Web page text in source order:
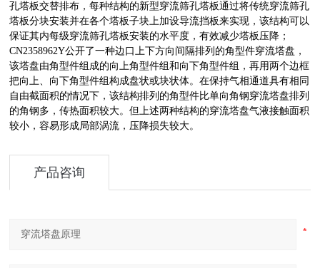
孔塔板交替排布，每种结构的新型穿流筛孔塔板通过将传统穿流筛孔
塔板分块安装并在各个塔板子块上加设导流挡板来实现，该结构可以
保证其内每级穿流筛孔塔板安装的水平度，有效减少塔板压降；
CN2358962Y公开了一种边口上下方向间隔排列的角型件穿流塔盘，
该塔盘由角型件组成的向上角型件组和向下角型件组，再用两个边框
把向上、向下角型件组构成盘状或块状体。在保持气相通道具有相同
自由截面积的情况下，该结构排列的角型件比单向角钢穿流塔盘排列
的角钢多，传热面积较大。但上述两种结构的穿流塔盘气液接触面积
较小，容易形成局部涡流，压降损失较大。
产品咨询